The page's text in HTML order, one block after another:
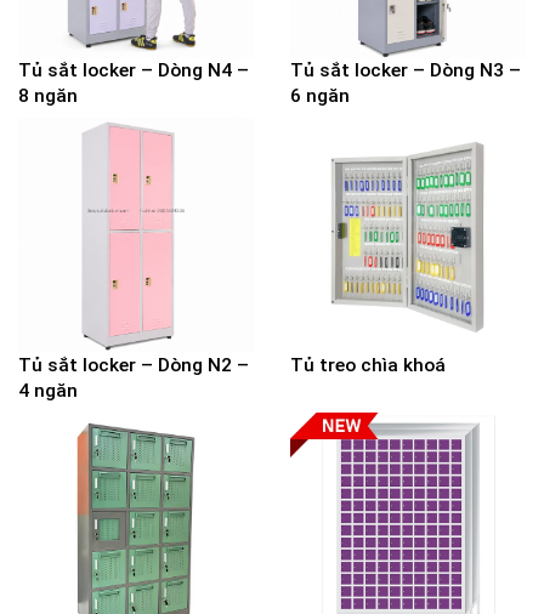
Tủ sắt locker – Dòng N4 –
8 ngăn
Tủ sắt locker – Dòng N3 –
6 ngăn
Tủ sắt locker – Dòng N2 –
4 ngăn
Tủ treo chìa khoá